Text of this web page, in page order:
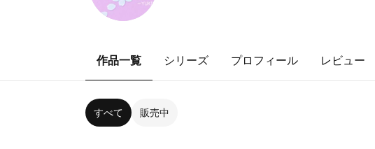
作品一覧 シリーズ プロフィール レビュー
すべて 販売中